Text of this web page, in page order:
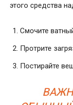
этого средства
Смочите
Протрите
Постирайте